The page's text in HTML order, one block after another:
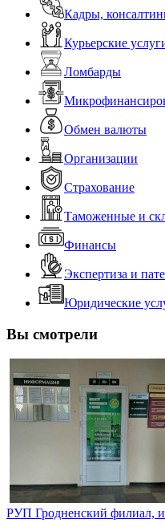
Кадры,
Курьерские
Ломбарды
Обмен валюты
Организации
Страхование
Таможенные и
Финансы
Экспертиза и
Юридические
Вы смотрели
РУП Гродненский филиал,